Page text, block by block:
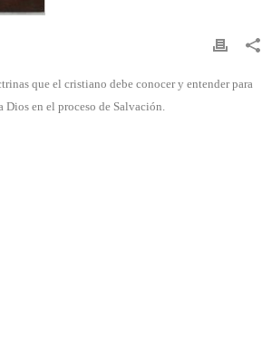
que el cristiano debe conocer y entender para
en el proceso de Salvación.